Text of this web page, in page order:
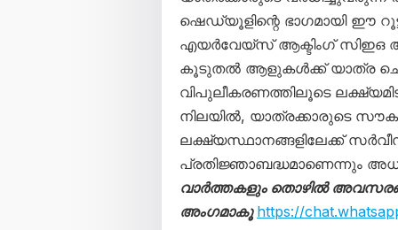
ഷെഡ്യൂളിന്റെ ഭാഗമായി ഈ
എയർവേയ്‌സ് ആക്ടിംഗ് സിഇഒ
കൂടുതൽ ആളുകൾക്ക് യാത്ര
വിപുലീകരണത്തിലൂടെ
നിലയിൽ, യാത്രക്കാരുടെ
ലക്ഷ്യസ്ഥാനങ്ങളിലേക്ക്
പ്രതിജ്ഞാബദ്ധമാണെന്നും
വാർത്തകളും തൊഴിൽ
അംഗമാകൂ https://